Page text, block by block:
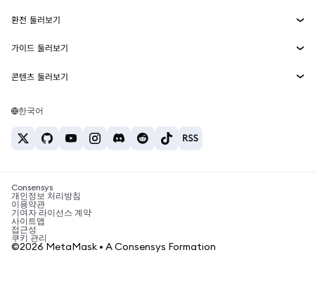
MetaMask Connect
Snaps
웹3 서비스
보안
고객 지원
채용
이더리움 가격
솔라나 가격
테더 가격
환전 둘러보기
ETH를 USD로 환전
USDT를 INR로 환전
BTC를 INR로 환전
ETH를 USDT로 환전
가이드 둘러보기
ETH 매수
USDT 매수
SHIB 매수
BNB 매수
콘텐츠 둘러보기
솔라나 지갑
암호화폐 세금 뉴스
암호화폐 매수 방법
비트코인 매도 방법
한국어
Consensys
개인정보 처리방침
이용약관
기여자 라이선스 계약
사이트맵
접근성
쿠키 관리
©2026 MetaMask • A Consensys Formation